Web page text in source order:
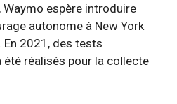
espère introduire
autonome à New York
En 2021, des tests
réalisés pour la collecte